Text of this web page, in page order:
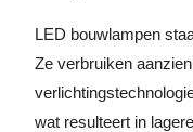
LED bouwlampen
Ze verbruiken
wat resulteert in